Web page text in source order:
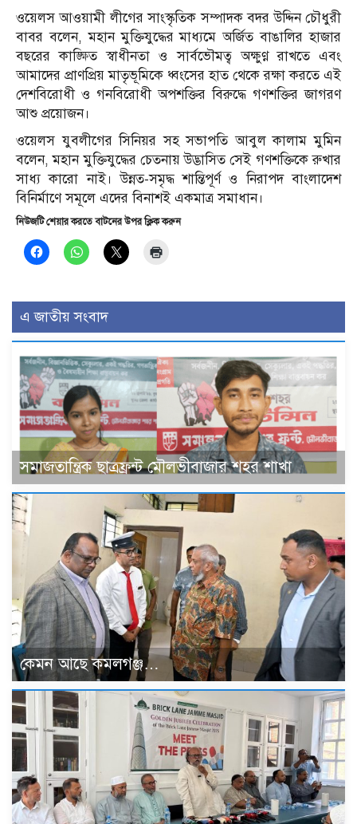
ওয়েলস আওয়ামী লীগের সাংস্কৃতিক সম্পাদক বদর উদ্দিন চৌধুরী
বাবর বলেন, মহান মুক্তিযুদ্ধের মাধ্যমে অর্জিত বাঙালির হাজার
বছরের কাঙ্ক্ষিত স্বাধীনতা ও সার্বভৌমত্ব অক্ষুণ্ণ রাখতে এবং
আমাদের প্রাণপ্রিয় মাতৃভূমিকে ধ্বংসের হাত থেকে রক্ষা করতে এই
দেশবিরোধী ও গনবিরোধী অপশক্তির বিরুদ্ধে গণশক্তির জাগরণ
আশু প্রয়োজন।
ওয়েলস যুবলীগের সিনিয়র সহ সভাপতি আবুল কালাম মুমিন
বলেন, মহান মুক্তিযুদ্ধের চেতনায় উদ্ভাসিত সেই গণশক্তিকে রুখার
সাধ্য কারো নাই। উন্নত-সমৃদ্ধ শান্তিপূর্ণ ও নিরাপদ বাংলাদেশ
বিনির্মাণে সমূলে এদের বিনাশই একমাত্র সমাধান।
নিউজটি শেয়ার করতে বাটনের উপর ক্লিক করুন
এ জাতীয় সংবাদ
সমাজতান্ত্রিক ছাত্রফ্রন্ট মৌলভীবাজার শহর শাখা
কেমন আছে কমলগঞ্জ…